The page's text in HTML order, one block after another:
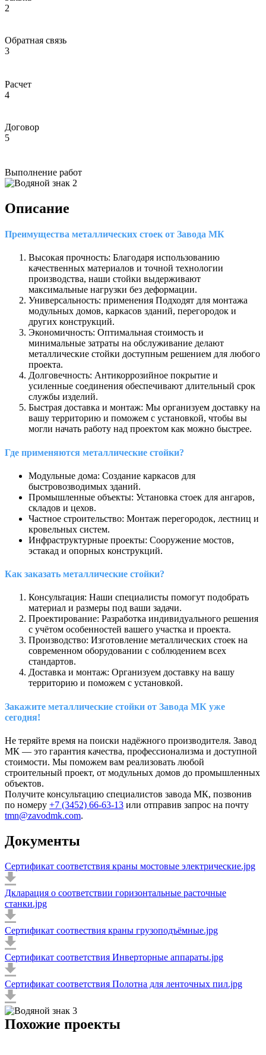
2
Обратная связь
3
Расчет
4
Договор
5
Выполнение работ
Описание
Преимущества металлических стоек от Завода МК
Высокая прочность: Благодаря использованию
качественных материалов и точной технологии
производства, наши стойки выдерживают
максимальные нагрузки без деформации.
Универсальность: применения Подходят для монтажа
модульных домов, каркасов зданий, перегородок и
других конструкций.
Экономичность: Оптимальная стоимость и
минимальные затраты на обслуживание делают
металлические стойки доступным решением для любого
проекта.
Долговечность: Антикоррозийное покрытие и
усиленные соединения обеспечивают длительный срок
службы изделий.
Быстрая доставка и монтаж: Мы организуем доставку на
вашу территорию и поможем с установкой, чтобы вы
могли начать работу над проектом как можно быстрее.
Где применяются металлические стойки?
Модульные дома: Создание каркасов для
быстровозводимых зданий.
Промышленные объекты: Установка стоек для ангаров,
складов и цехов.
Частное строительство: Монтаж перегородок, лестниц и
кровельных систем.
Инфраструктурные проекты: Сооружение мостов,
эстакад и опорных конструкций.
Как заказать металлические стойки?
Консультация: Наши специалисты помогут подобрать
материал и размеры под ваши задачи.
Проектирование: Разработка индивидуального решения
с учётом особенностей вашего участка и проекта.
Производство: Изготовление металлических стоек на
современном оборудовании с соблюдением всех
стандартов.
Доставка и монтаж: Организуем доставку на вашу
территорию и поможем с установкой.
Закажите металлические стойки от Завода МК уже
сегодня!
Не теряйте время на поиски надёжного производителя. Завод
МК — это гарантия качества, профессионализма и доступной
стоимости. Мы поможем вам реализовать любой
строительный проект, от модульных домов до промышленных
объектов.
Получите консультацию специалистов завода МК, позвонив
по номеру +7 (3452) 66-63-13 или отправив запрос на почту
tmn@zavodmk.com.
Документы
Сертификат соответствия краны мостовые электрические.jpg
Дкларация о соответствии горизонтальные расточные
станки.jpg
Сертификат соотвествия краны грузоподъёмные.jpg
Сертификат соответствия Инверторные аппараты.jpg
Сертификат соответствия Полотна для ленточных пил.jpg
Похожие проекты